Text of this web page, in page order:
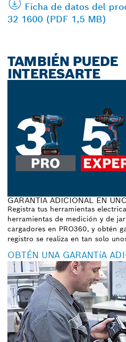
Ficha de datos del
32 1600 (PDF 1,5 MB)
TAMBIÉN PUEDE
INTERESARTE
GARANTÍA ADICIONAL EN
Registra tus herramientas
herramientas de medición y de
cargadores en PRO360, y obtén
registro se realiza en tan solo
OBTÉN UNA GARANTíA